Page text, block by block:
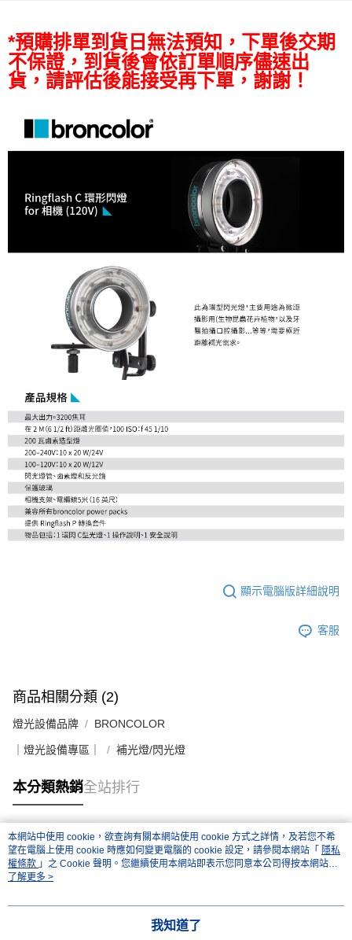
ATM／網路銀行／等多元方式進行付款，方視為交易完成。
※ 請注意：結帳手續完成當下不需立刻繳費，但若您需要取消訂單，請聯絡
購買商品的店家。未經商家同意取消之訂單仍視為有效，需透過AFTEE先享
後付繳納相關費用。
※ 交易是否成功請以「AFTEE先享後付 」之結帳頁面顯示為準，若有關於
客戶支援中心」
https://netprotections.freshdesk.com/support/home
【注意事項】
１．透過由恩沛科技股份有限公司提供之「AFTEE先享後付」服務完成之交
易，需依本服務之必要範圍內提供個人資料，並將交易相關給付款項請求債
權轉讓予恩沛科技股份有限公司。
２．關於個人資料處理事宜，請瀏覽以下網址：
https://aftee.tw/terms/#terms3
３．未成年的使用者請事先徵得法定代理人或監護人之同意方可使用
「AFTEE先享後付」，若未經同意申辦者引起之損失，本公司不負相關責
４．使用「AFTEE先享後付」時，將依據個別帳號之用戶狀況，依本公司即
時審查核予不同之上限額度；若仍有額度不足之情形，本公司將視審查結果
請求用戶進行身份認證。
５．嚴禁一人註冊多個帳號或使用他人資訊註冊。若發現惡意使用之情形，
恩沛科技股份有限公司將有權停止該用戶之使用額度並採取法律行動。
*預購排單到貨日無法預知，下單後交期
不保證，到貨後會依訂單順序儘速出
貨，請評估後能接受再下單，謝謝！
顯示電腦版詳細說明
客服
商品相關分類 (2)
燈光設備品牌 BRONCOLOR
｜燈光設備專區｜ 補光燈/閃光燈
本分類熱銷全站排行
熱門標籤
本網站中使用 cookie，欲查詢有關本網站使用 cookie 方式之詳情，及若您不希
望在電腦上使用 cookie 時應如何變更電腦的 cookie 設定，請參閱本網站「 隱私
權條款 」之 Cookie 聲明。您繼續使用本網站即表示您同意本公司得按本網站使
用條款之 Cookie 聲明使用 cookie。
了解更多 >
我知道了